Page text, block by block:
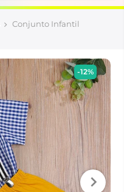
Conjunto Infantil
-12%